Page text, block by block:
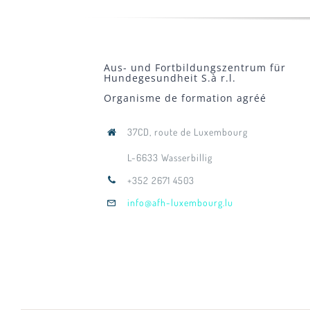
Aus- und Fortbildungszentrum für
Hundegesundheit S.à r.l.
Organisme de formation agréé
37CD, route de Luxembourg
L-6633 Wasserbillig
+352 2671 4503
info@afh-luxembourg.lu